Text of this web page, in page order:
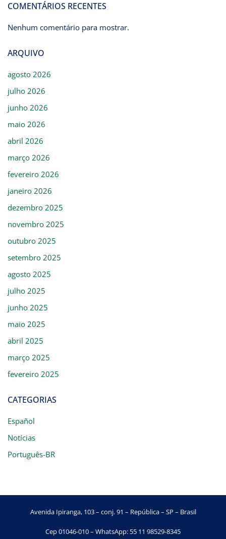
COMENTÁRIOS RECENTES
Nenhum comentário para mostrar.
ARQUIVO
agosto 2026
julho 2026
junho 2026
maio 2026
abril 2026
março 2026
fevereiro 2026
janeiro 2026
dezembro 2025
novembro 2025
outubro 2025
setembro 2025
agosto 2025
julho 2025
junho 2025
maio 2025
abril 2025
março 2025
fevereiro 2025
CATEGORIAS
Español
Notícias
Português-BR
Avenida Ipiranga, 103 – conj. 91 – República – SP – Brasil
Cep 01046-010 – WhatsApp: 55 11 98529-8345